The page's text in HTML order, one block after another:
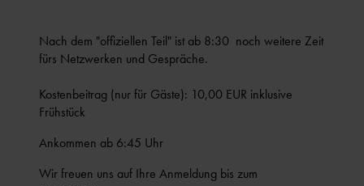
Nach dem "offiziellen Teil" ist ab 8:30 noch weitere Zeit
fürs Netzwerken und Gespräche.
Kostenbeitrag (nur für Gäste): 10,00 EUR inklusive
Frühstück
Ankommen ab 6:45 Uhr
Wir freuen uns auf Ihre Anmeldung bis zum